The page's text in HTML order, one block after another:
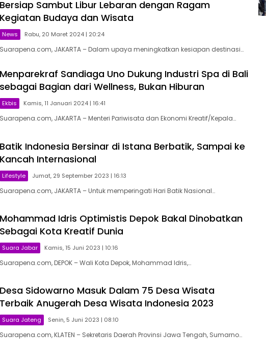
Bersiap Sambut Libur Lebaran dengan Ragam
Kegiatan Budaya dan Wisata
News Rabu, 20 Maret 2024 | 20:24
Suarapena.com, JAKARTA – Dalam upaya meningkatkan kesiapan destinasi…
Menparekraf Sandiaga Uno Dukung Industri Spa di Bali
sebagai Bagian dari Wellness, Bukan Hiburan
Ekbis Kamis, 11 Januari 2024 | 16:41
Suarapena.com, JAKARTA – Menteri Pariwisata dan Ekonomi Kreatif/Kepala…
Batik Indonesia Bersinar di Istana Berbatik, Sampai ke
Kancah Internasional
Lifestyle Jumat, 29 September 2023 | 16:13
Suarapena.com, JAKARTA – Untuk memperingati Hari Batik Nasional…
Mohammad Idris Optimistis Depok Bakal Dinobatkan
Sebagai Kota Kreatif Dunia
Suara Jabar Kamis, 15 Juni 2023 | 10:16
Suarapena.com, DEPOK – Wali Kota Depok, Mohammad Idris,…
Desa Sidowarno Masuk Dalam 75 Desa Wisata
Terbaik Anugerah Desa Wisata Indonesia 2023
Suara Jateng Senin, 5 Juni 2023 | 08:10
Suarapena.com, KLATEN – Sekretaris Daerah Provinsi Jawa Tengah, Sumarno…